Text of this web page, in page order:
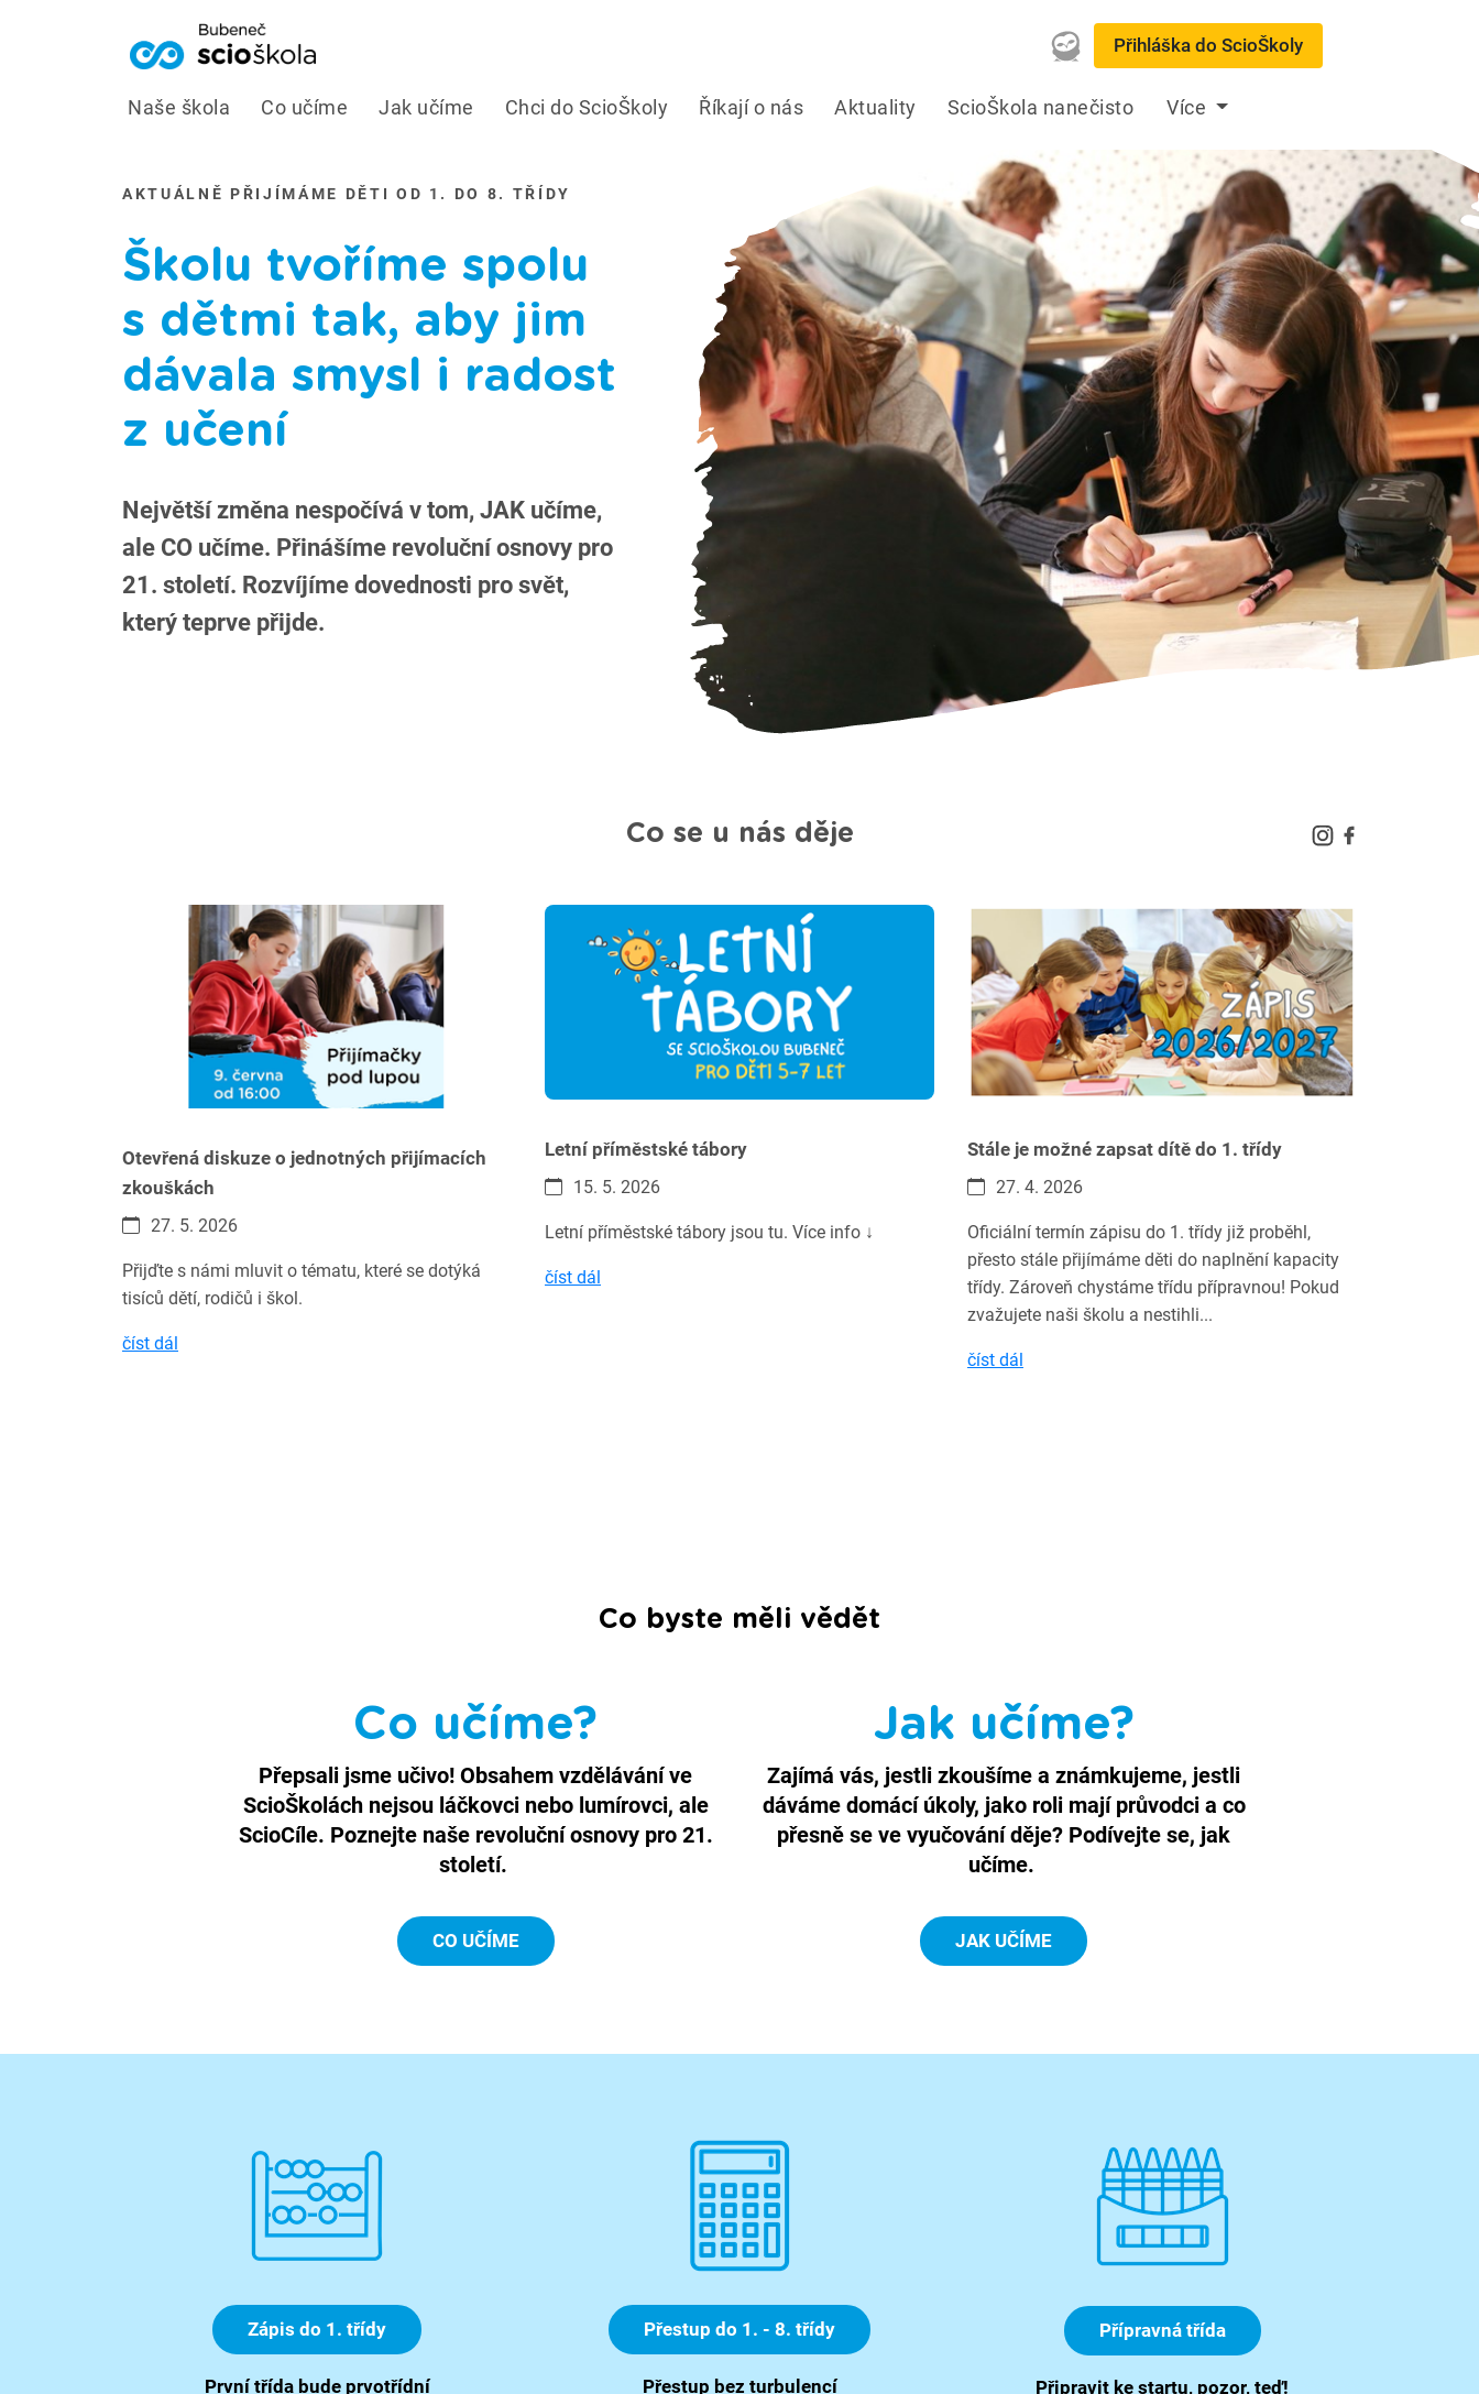
Přihláška do ScioŠkoly
Naše škola Co učíme Jak učíme Chci do ScioŠkoly Říkají o nás Aktuality ScioŠkola nanečisto Více
AKTUÁLNĚ PŘIJÍMÁME DĚTI OD 1. DO 8. TŘÍDY
Školu tvoříme spolu
s dětmi tak, aby jim
dávala smysl i radost
z učení
Největší změna nespočívá v tom, JAK učíme,
ale CO učíme. Přinášíme revoluční osnovy pro
21. století. Rozvíjíme dovednosti pro svět,
který teprve přijde.
Co se u nás děje
Otevřená diskuze o jednotných přijímacích
zkouškách
27. 5. 2026
Přijďte s námi mluvit o tématu, které se dotýká
tisíců dětí, rodičů i škol.
číst dál
Letní příměstské tábory
15. 5. 2026
Letní příměstské tábory jsou tu. Více info ↓
číst dál
Stále je možné zapsat dítě do 1. třídy
27. 4. 2026
Oficiální termín zápisu do 1. třídy již proběhl,
přesto stále přijímáme děti do naplnění kapacity
třídy. Zároveň chystáme třídu přípravnou! Pokud
zvažujete naši školu a nestihli...
číst dál
Co byste měli vědět
Co učíme?
Přepsali jsme učivo! Obsahem vzdělávání ve
ScioŠkolách nejsou láčkovci nebo lumírovci, ale
ScioCíle. Poznejte naše revoluční osnovy pro 21.
století.
CO UČÍME
Jak učíme?
Zajímá vás, jestli zkoušíme a známkujeme, jestli
dáváme domácí úkoly, jako roli mají průvodci a co
přesně se ve vyučování děje? Podívejte se, jak
učíme.
JAK UČÍME
Zápis do 1. třídy
První třída bude prvotřídní
Přestup do 1. - 8. třídy
Přestup bez turbulencí
Přípravná třída
Připravit ke startu, pozor, teď!